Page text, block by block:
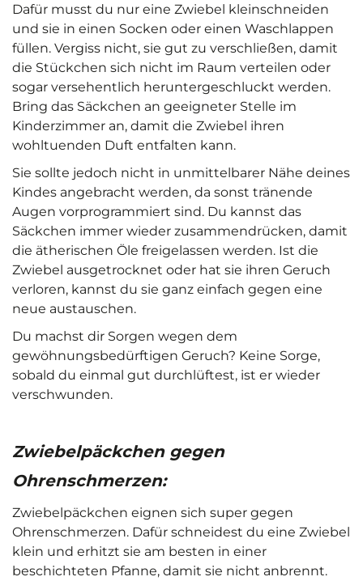
Dafür musst du nur eine Zwiebel kleinschneiden
und sie in einen Socken oder einen Waschlappen
füllen. Vergiss nicht, sie gut zu verschließen, damit
die Stückchen sich nicht im Raum verteilen oder
sogar versehentlich heruntergeschluckt werden.
Bring das Säckchen an geeigneter Stelle im
Kinderzimmer an, damit die Zwiebel ihren
wohltuenden Duft entfalten kann.
Sie sollte jedoch nicht in unmittelbarer Nähe deines
Kindes angebracht werden, da sonst tränende
Augen vorprogrammiert sind. Du kannst das
Säckchen immer wieder zusammendrücken, damit
die ätherischen Öle freigelassen werden. Ist die
Zwiebel ausgetrocknet oder hat sie ihren Geruch
verloren, kannst du sie ganz einfach gegen eine
neue austauschen.
Du machst dir Sorgen wegen dem
gewöhnungsbedürftigen Geruch? Keine Sorge,
sobald du einmal gut durchlüftest, ist er wieder
verschwunden.
Zwiebelpäckchen gegen
Ohrenschmerzen:
Zwiebelpäckchen eignen sich super gegen
Ohrenschmerzen. Dafür schneidest du eine Zwiebel
klein und erhitzt sie am besten in einer
beschichteten Pfanne, damit sie nicht anbrennt.